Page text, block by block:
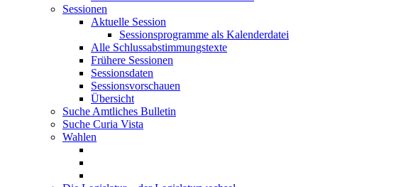
Sessionen
Aktuelle Session
Sessionsprogramme als Kalenderdatei
Alle Schlussabstimmungstexte
Frühere Sessionen
Sessionsdaten
Sessionsvorschauen
Übersicht
Suche Amtliches Bulletin
Suche Curia Vista
Wahlen